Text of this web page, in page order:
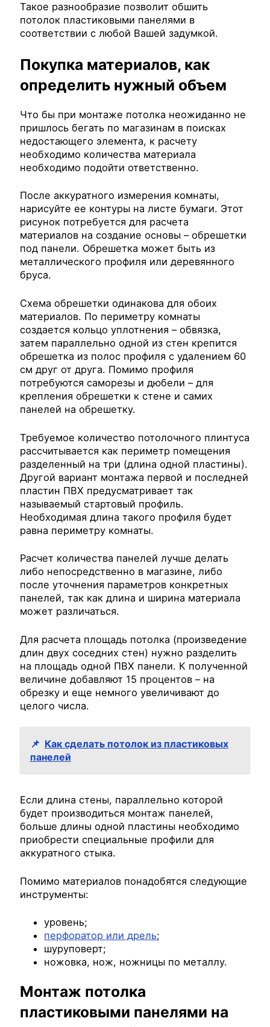
Такое разнообразие позволит обшить
потолок пластиковыми панелями в
соответствии с любой Вашей задумкой.
Покупка материалов, как
определить нужный объем
Что бы при монтаже потолка неожиданно не
пришлось бегать по магазинам в поисках
недостающего элемента, к расчету
необходимо количества материала
необходимо подойти ответственно.
После аккуратного измерения комнаты,
нарисуйте ее контуры на листе бумаги. Этот
рисунок потребуется для расчета
материалов на создание основы – обрешетки
под панели. Обрешетка может быть из
металлического профиля или деревянного
бруса.
Схема обрешетки одинакова для обоих
материалов. По периметру комнаты
создается кольцо уплотнения – обвязка,
затем параллельно одной из стен крепится
обрешетка из полос профиля с удалением 60
см друг от друга. Помимо профиля
потребуются саморезы и дюбели – для
крепления обрешетки к стене и самих
панелей на обрешетку.
Требуемое количество потолочного плинтуса
рассчитывается как периметр помещения
разделенный на три (длина одной пластины).
Другой вариант монтажа первой и последней
пластин ПВХ предусматривает так
называемый стартовый профиль.
Необходимая длина такого профиля будет
равна периметру комнаты.
Расчет количества панелей лучше делать
либо непосредственно в магазине, либо
после уточнения параметров конкретных
панелей, так как длина и ширина материала
может различаться.
Для расчета площадь потолка (произведение
длин двух соседних стен) нужно разделить
на площадь одной ПВХ панели. К полученной
величине добавляют 15 процентов – на
обрезку и еще немного увеличивают до
целого числа.
📌 Как сделать потолок из пластиковых
панелей
Если длина стены, параллельно которой
будет производиться монтаж панелей,
больше длины одной пластины необходимо
приобрести специальные профили для
аккуратного стыка.
Помимо материалов понадобятся следующие
инструменты:
уровень;
перфоратор или дрель;
шуруповерт;
ножовка, нож, ножницы по металлу.
Монтаж потолка
пластиковыми панелями на